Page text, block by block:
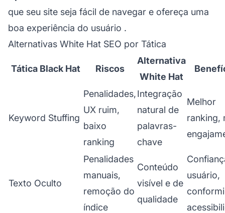
que seu site seja fácil de navegar e ofereça uma
boa experiência do usuário .
Alternativas White Hat SEO por Tática
Tática Black Hat Riscos
Alternativa
White Hat
Keyword Stuffing
Penalidades,
UX ruim,
baixo
ranking
Integração
natural de
palavras-
chave
Melhor
ranking,
Texto Oculto
Penalidades
manuais,
remoção do
índice
Conteúdo
visível e de
qualidade
usuário,